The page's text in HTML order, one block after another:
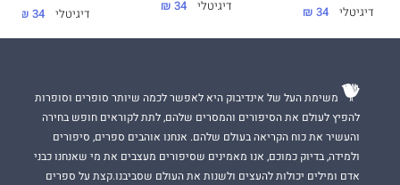
דיגיטלי 34 ₪
דיגיטלי 34 ₪
דיגיטלי 34 ₪
משימת העל של אינדיבוק היא לאפשר לכמה שיותר סופרים וסופרות
להפיץ לעולם את הסיפורים והמסרים שלהם, לתת לקוראים חופש בחירה
והעשיר את כוח הקריאה בעולם שלהם. אנחנו אוהבים ספרים, סיפורים
ולמידה, בדיוק כמוכם, אנו מאמינים שסיפורים מעצבים את מי שאנחנו כבני
אדם ומילים יכולות להעצים ולשנות את העולם שסביבנו.קצת על ספרים